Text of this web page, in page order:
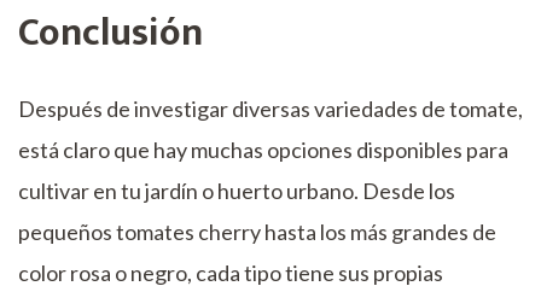
Conclusión
Después de investigar diversas variedades de tomate,
está claro que hay muchas opciones disponibles para
cultivar en tu jardín o huerto urbano. Desde los
pequeños tomates cherry hasta los más grandes de
color rosa o negro, cada tipo tiene sus propias